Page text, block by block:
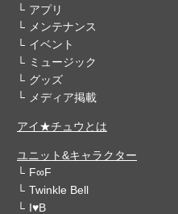
アプリ
メンテナンス
イベント
ミュージック
グッズ
メディア掲載
アイ★チュウとは
ユニット&キャラクター
F∞F
Twinkle Bell
I♥B